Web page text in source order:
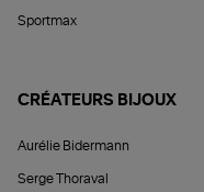
Sportmax
CRÉATEURS BIJOUX
Aurélie Bidermann
Serge Thoraval